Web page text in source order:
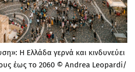
Η Ελλάδα γερνά και κινδυνεύει
έως το 2060 © Andrea Leopardi/